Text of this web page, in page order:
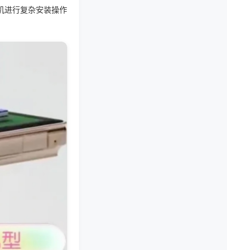
进行复杂安装操作